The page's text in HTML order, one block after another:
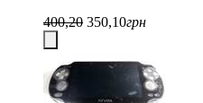
400,20 350,10грн